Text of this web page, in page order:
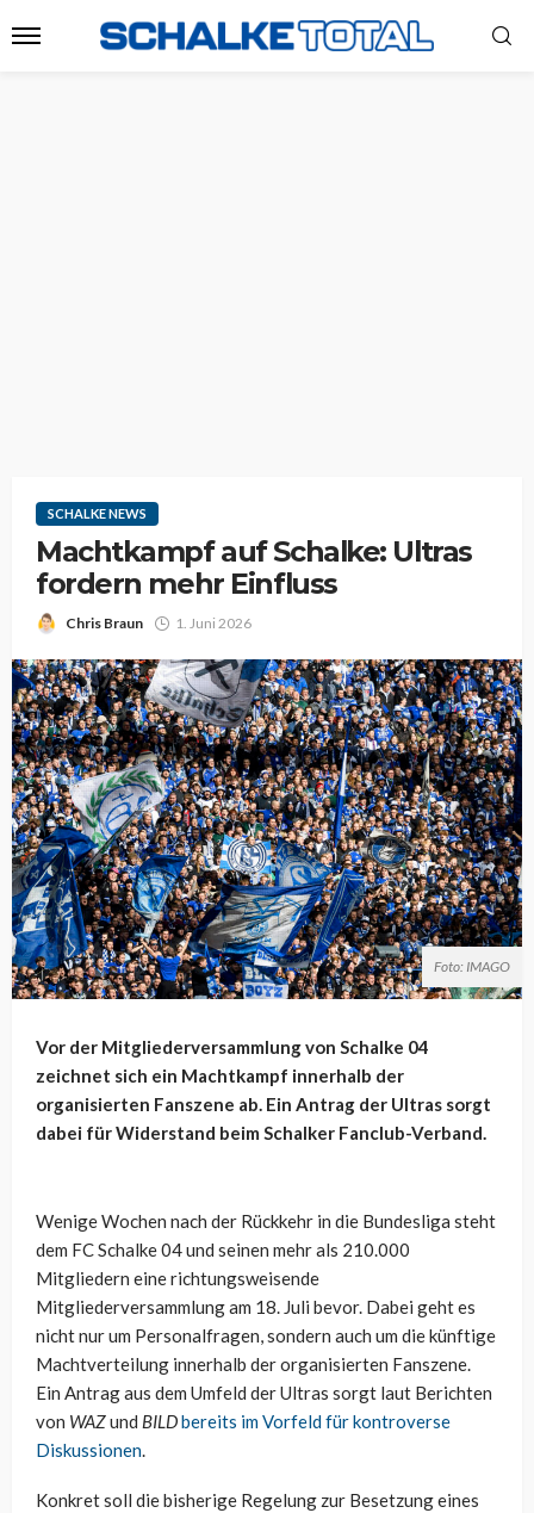
SCHALKE NEWS
Machtkampf auf Schalke: Ultras
fordern mehr Einfluss
Chris Braun 1. Juni 2026
Foto: IMAGO
Vor der Mitgliederversammlung von Schalke 04
zeichnet sich ein Machtkampf innerhalb der
organisierten Fanszene ab. Ein Antrag der Ultras sorgt
dabei für Widerstand beim Schalker Fanclub-Verband.
Wenige Wochen nach der Rückkehr in die Bundesliga steht
dem FC Schalke 04 und seinen mehr als 210.000
Mitgliedern eine richtungsweisende
Mitgliederversammlung am 18. Juli bevor. Dabei geht es
nicht nur um Personalfragen, sondern auch um die künftige
Machtverteilung innerhalb der organisierten Fanszene.
Ein Antrag aus dem Umfeld der Ultras sorgt laut Berichten
von WAZund BILDbereits im Vorfeld für kontroverse
Diskussionen.
Konkret soll die bisherige Regelung zur Besetzung eines